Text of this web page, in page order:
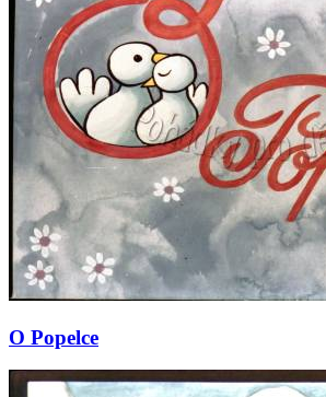
O Popelce